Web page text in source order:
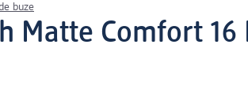
buze
Matte Comfort 16